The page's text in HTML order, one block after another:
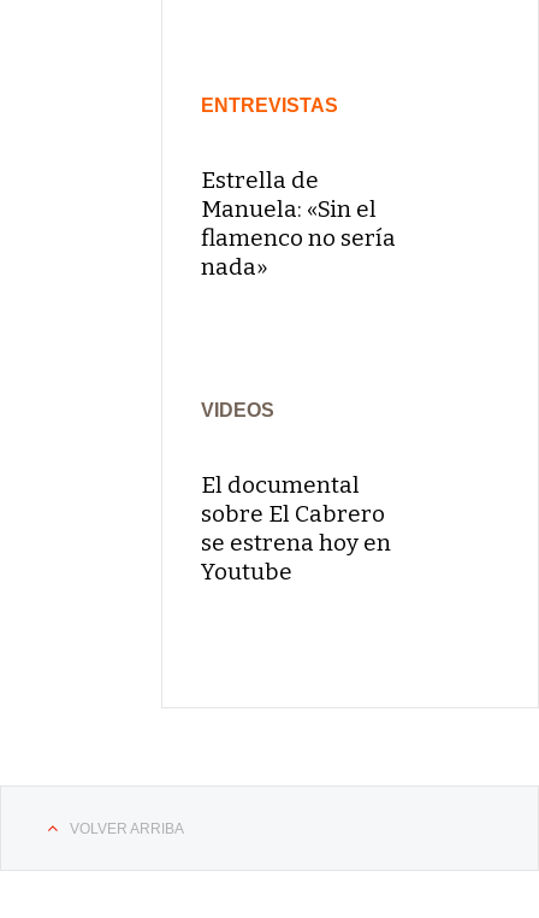
ENTREVISTAS
Estrella de
Manuela: «Sin el
flamenco no sería
nada»
VIDEOS
El documental
sobre El Cabrero
se estrena hoy en
Youtube
VOLVER ARRIBA